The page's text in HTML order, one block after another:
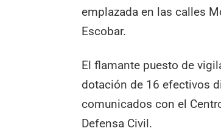
emplazada en las calles
Escobar.
El flamante puesto de
dotación de 16 efectivos
comunicados con el
Defensa Civil.